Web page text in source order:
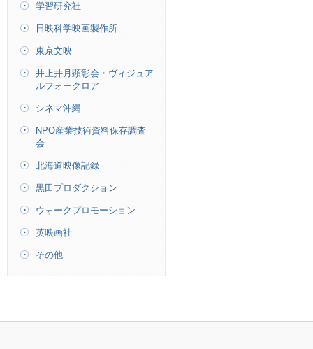
学習研究社
日映科学映画製作所
東京文映
井上井月顕彰会・ヴィジュア
ルフォークロア
シネマ沖縄
NPO産業技術資料保存調査
会
北海道映像記録
黒田プロダクション
ウォークプロモーション
英映画社
その他